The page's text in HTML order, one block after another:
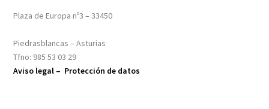
Plaza de Europa nº3 – 33450
Piedrasblancas – Asturias
Tfno: 985 53 03 29
Aviso legal – Protección de datos